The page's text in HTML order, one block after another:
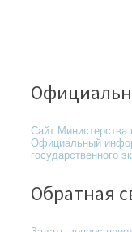
Сайт Министерства
Официальный
государственного
Обратная